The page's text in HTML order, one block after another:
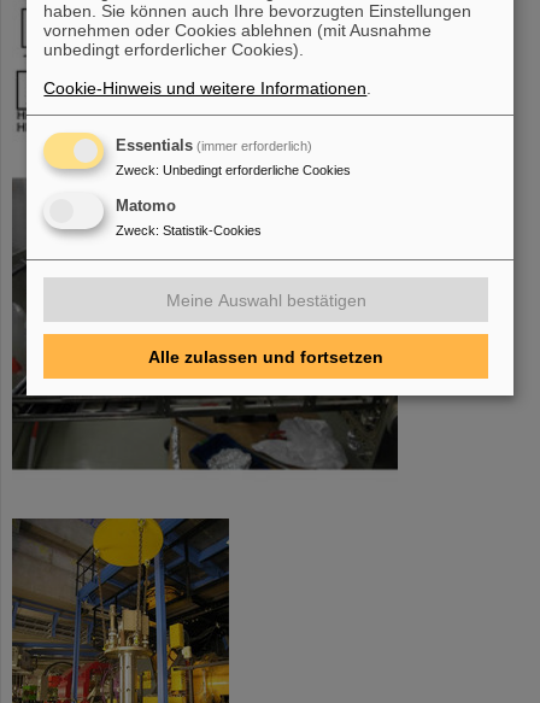
haben. Sie können auch Ihre bevorzugten Einstellungen
vornehmen oder Cookies ablehnen (mit Ausnahme
unbedingt erforderlicher Cookies).
Cookie-Hinweis und weitere Informationen
Essentials (immer erforderlich)
Zweck: Unbedingt erforderliche Cookies
Matomo
Zweck: Statistik-Cookies
Meine Auswahl bestätigen
Alle zulassen und fortsetzen